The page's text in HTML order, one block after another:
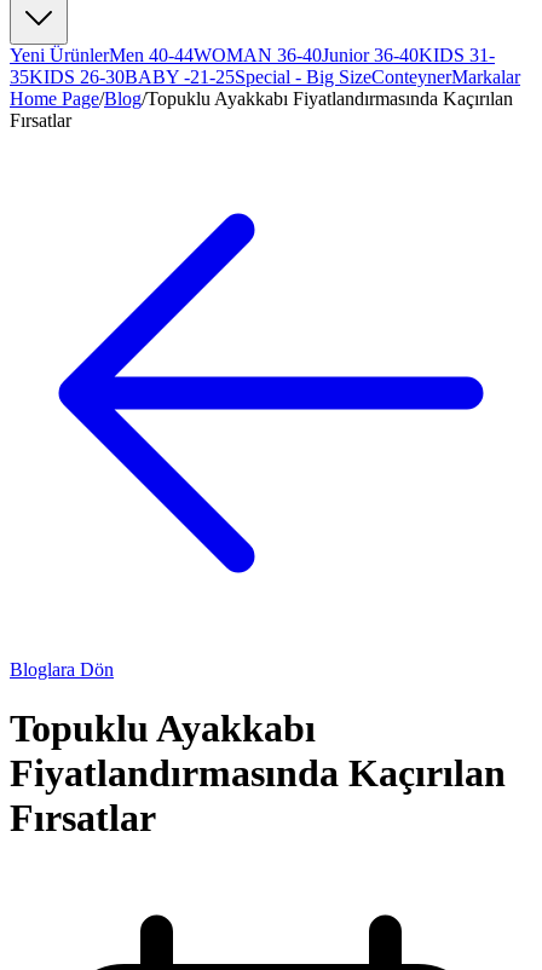
Yeni ÜrünlerMen 40-44WOMAN 36-40Junior 36-40KIDS 31-
35KIDS 26-30BABY -21-25Special - Big SizeConteynerMarkalar
Home Page/Blog/Topuklu Ayakkabı Fiyatlandırmasında Kaçırılan
Fırsatlar
Bloglara Dön
Topuklu Ayakkabı
Fiyatlandırmasında Kaçırılan
Fırsatlar